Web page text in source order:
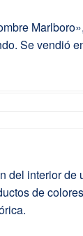
Se vendió
del interior de
de